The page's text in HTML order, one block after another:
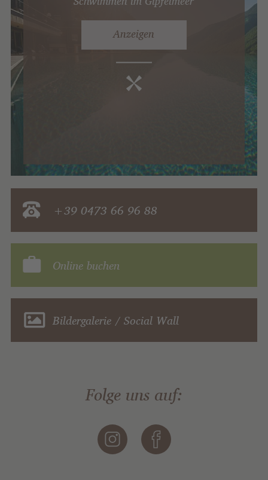
Anzeigen
+39 0473 66 96 88
Online buchen
Bildergalerie / Social Wall
Folge uns auf: